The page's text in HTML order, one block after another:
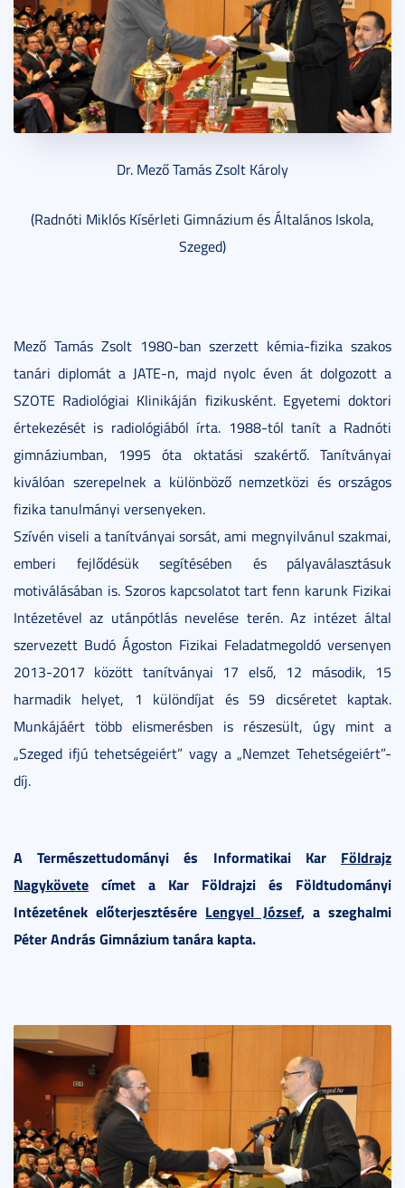
Dr. Mező Tamás Zsolt Károly
(Radnóti Miklós Kísérleti Gimnázium és Általános Iskola,
Szeged)
Mező Tamás Zsolt 1980-ban szerzett kémia-fizika szakos
tanári diplomát a JATE-n, majd nyolc éven át dolgozott a
SZOTE Radiológiai Klinikáján fizikusként. Egyetemi doktori
értekezését is radiológiából írta. 1988-tól tanít a Radnóti
gimnáziumban, 1995 óta oktatási szakértő. Tanítványai
kiválóan szerepelnek a különböző nemzetközi és országos
fizika tanulmányi versenyeken.
Szívén viseli a tanítványai sorsát, ami megnyilvánul szakmai,
emberi fejlődésük segítésében és pályaválasztásuk
motiválásában is. Szoros kapcsolatot tart fenn karunk Fizikai
Intézetével az utánpótlás nevelése terén. Az intézet által
szervezett Budó Ágoston Fizikai Feladatmegoldó versenyen
2013-2017 között tanítványai 17 első, 12 második, 15
harmadik helyet, 1 különdíjat és 59 dicséretet kaptak.
Munkájáért több elismerésben is részesült, úgy mint a
„Szeged ifjú tehetségeiért” vagy a „Nemzet Tehetségeiért”-
díj.
A Természettudományi és Informatikai Kar Földrajz
Nagykövete címet a Kar Földrajzi és Földtudományi
Intézetének előterjesztésére Lengyel József, a szeghalmi
Péter András Gimnázium tanára kapta.